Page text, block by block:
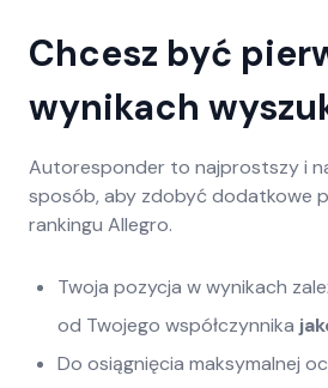
Chcesz być
wynikach
Autoresponder to najprostszy i
sposób, aby zdobyć dodatkowe
rankingu Allegro.
Twoja pozycja w wynikach
od Twojego współczynnika
Do osiągnięcia maksymalnej